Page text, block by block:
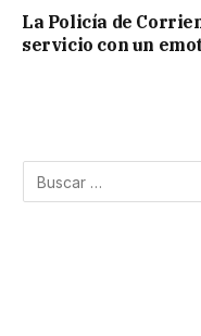
La Policía de
servicio con un